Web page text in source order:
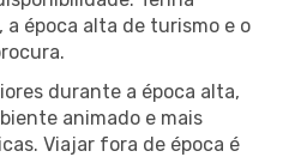
a época alta de turismo e o
durante a época alta,
animado e mais
Viajar fora de época é